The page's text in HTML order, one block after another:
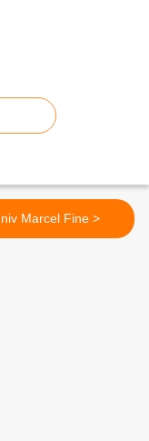
anniv Marcel Fine >